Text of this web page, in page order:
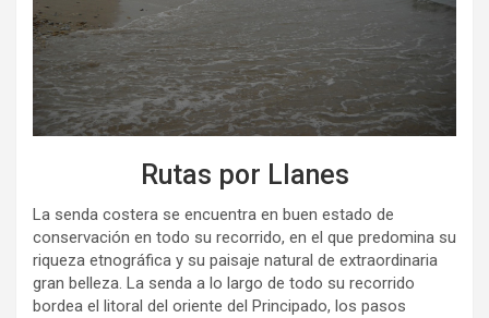
Rutas por Llanes
La senda costera se encuentra en buen estado de
conservación en todo su recorrido, en el que predomina su
riqueza etnográfica y su paisaje natural de extraordinaria
gran belleza. La senda a lo largo de todo su recorrido
bordea el litoral del oriente del Principado, los pasos